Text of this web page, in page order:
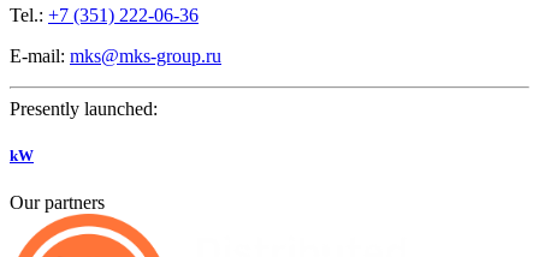
Tel.: +7 (351) 222-06-36
E-mail: mks@mks-group.ru
Presently launched:
kW
Our partners